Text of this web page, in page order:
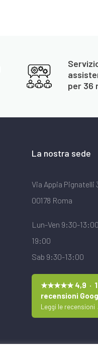
per 36
La nostra sede
Via Appia Pignatelli
00178 Roma
Lun-Ven 9:30-
19:00
Sab 9:30-13:00
★★★★★ 4,9 ·
recensioni
Leggi le recensioni